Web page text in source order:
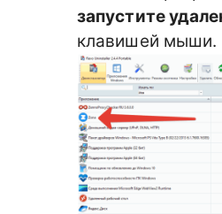
запустите
клавишей мыши.